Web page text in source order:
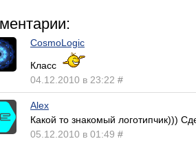
CosmoLogic
Класс
04.12.2010 в 23:22 #
Alex
Какой то знакомый логотипчик)))
05.12.2010 в 01:49 #